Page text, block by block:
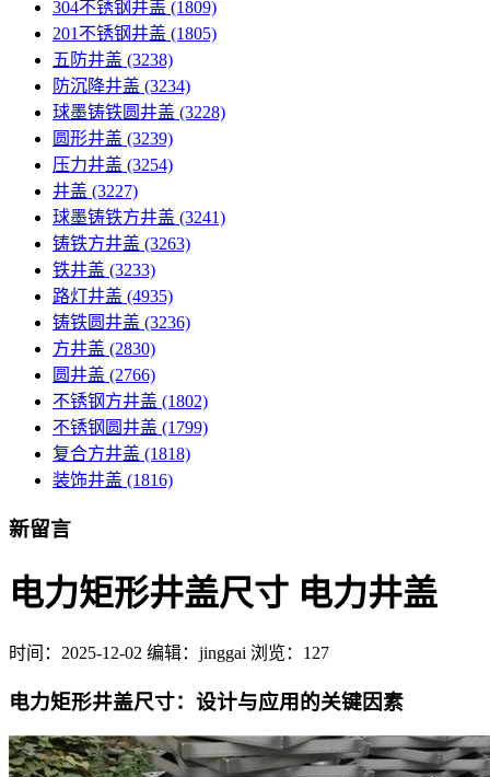
304不锈钢井盖 (1809)
201不锈钢井盖 (1805)
五防井盖 (3238)
防沉降井盖 (3234)
球墨铸铁圆井盖 (3228)
圆形井盖 (3239)
压力井盖 (3254)
井盖 (3227)
球墨铸铁方井盖 (3241)
铸铁方井盖 (3263)
铁井盖 (3233)
路灯井盖 (4935)
铸铁圆井盖 (3236)
方井盖 (2830)
圆井盖 (2766)
不锈钢方井盖 (1802)
不锈钢圆井盖 (1799)
复合方井盖 (1818)
装饰井盖 (1816)
新留言
电力矩形井盖尺寸 电力井盖
时间： 2025-12-02 编辑：jinggai 浏览：127
电力矩形井盖尺寸：设计与应用的关键因素